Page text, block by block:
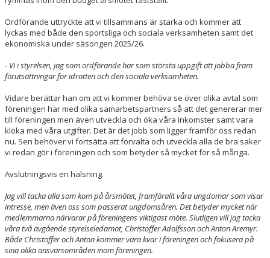
Ordförande uttryckte att vi tillsammans är starka och kommer att
lyckas med både den sportsliga och sociala verksamheten samt det
ekonomiska under säsongen 2025/26.
- Vi i styrelsen, jag som ordförande har som största uppgift att jobba fram
förutsättningar för idrotten och den sociala verksamheten.
Vidare berättar han om att vi kommer behöva se över olika avtal som
föreningen har med olika samarbetspartners så att det genererar mer
till föreningen men även utveckla och öka våra inkomster samt vara
kloka med våra utgifter. Det är det jobb som ligger framför oss redan
nu. Sen behöver vi fortsätta att förvalta och utveckla alla de bra saker
vi redan gör i föreningen och som betyder så mycket för så många.
Avslutningsvis en hälsning.
Jag vill tacka alla som kom på årsmötet, framförallt våra ungdomar som visar
intresse, men även oss som passerat ungdomsåren. Det betyder mycket när
medlemmarna närvarar på föreningens viktigast möte. Slutligen vill jag tacka
våra två avgående styrelseledamot, Christoffer Adolfsson och Anton Aremyr.
Både Christoffer och Anton kommer vara kvar i föreningen och fokusera på
sina olika ansvarsområden inom föreningen.